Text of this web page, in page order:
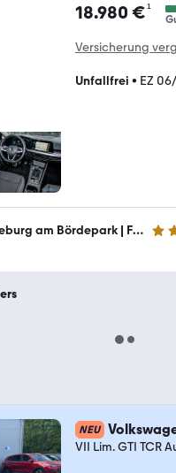
18.980 €¹
Versicherung
Unfallfrei • EZ
Seat / Cupra Magdeburg am Bördepark | Feser Magdeburg GmbH 5
NEU
VII Lim. GTI TCR